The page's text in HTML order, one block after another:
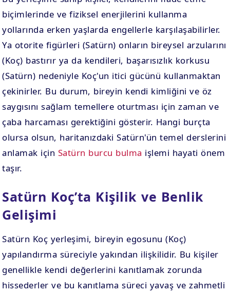
biçimlerinde ve fiziksel enerjilerini kullanma
yollarında erken yaşlarda engellerle karşılaşabilirler.
Ya otorite figürleri (Satürn) onların bireysel arzularını
(Koç) bastırır ya da kendileri, başarısızlık korkusu
(Satürn) nedeniyle Koç'un itici gücünü kullanmaktan
çekinirler. Bu durum, bireyin kendi kimliğini ve öz
saygısını sağlam temellere oturtması için zaman ve
çaba harcaması gerektiğini gösterir. Hangi burçta
olursa olsun, haritanızdaki Satürn'ün temel derslerini
anlamak için Satürn burcu bulma işlemi hayati önem
taşır.
Satürn Koç’ta Kişilik ve Benlik
Gelişimi
Satürn Koç yerleşimi, bireyin egosunu (Koç)
yapılandırma süreciyle yakından ilişkilidir. Bu kişiler
genellikle kendi değerlerini kanıtlamak zorunda
hissederler ve bu kanıtlama süreci yavaş ve zahmetli